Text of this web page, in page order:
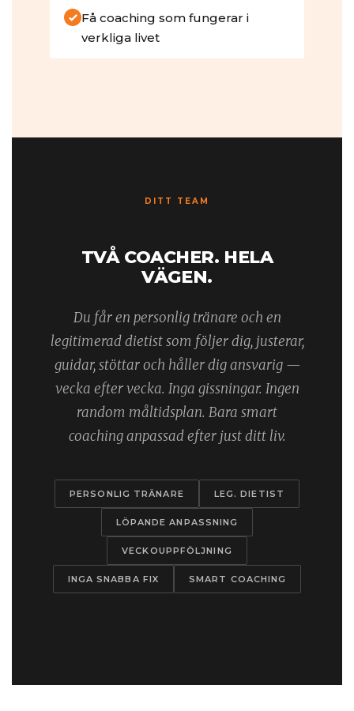
Få coaching som fungerar i
verkliga livet
DITT TEAM
TVÅ COACHER. HELA
VÄGEN.
Du får en personlig tränare och en
legitimerad dietist som följer dig, justerar,
guidar, stöttar och håller dig ansvarig —
vecka efter vecka. Inga gissningar. Ingen
random måltidsplan. Bara smart
coaching anpassad efter just ditt liv.
PERSONLIG TRÄNARE LEG. DIETIST
LÖPANDE ANPASSNING
VECKOUPPFÖLJNING
INGA SNABBA FIX SMART COACHING